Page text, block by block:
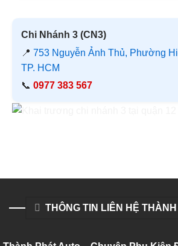
Chi Nhánh 3 (CN3)
📍 753 Nguyễn Ảnh Thủ, Phường
TP. HCM
📞 0977 383 567
THÔNG TIN LIÊN HỆ